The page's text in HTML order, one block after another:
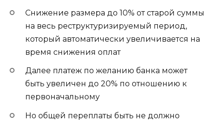
Снижение размера до 10% от старой суммы
на весь реструктуризируемый период,
который автоматически увеличивается на
время снижения оплат
Далее платеж по желанию банка может
быть увеличен до 20% по отношению к
первоначальному
Но общей переплаты быть не должно